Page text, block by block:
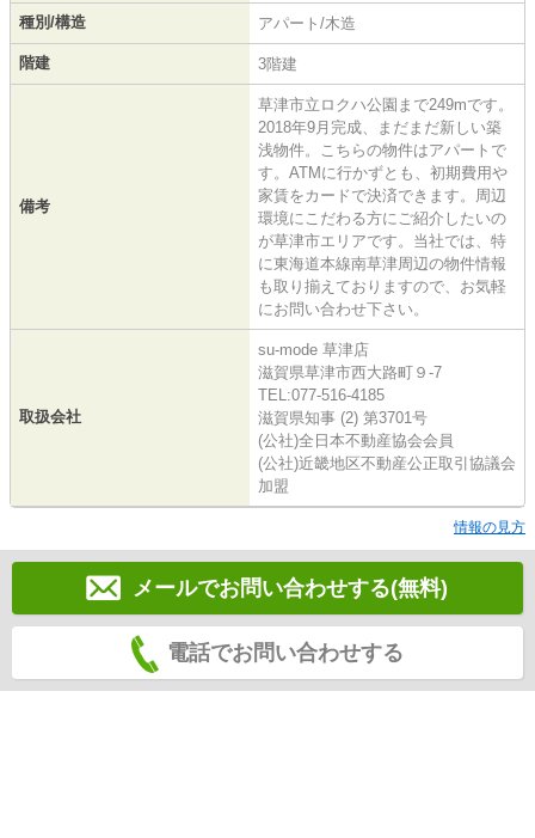
種別/構造 アパート/木造
階建 3階建
備考
草津市立ロクハ公園まで249mです。
2018年9月完成、まだまだ新しい築
浅物件。こちらの物件はアパートで
す。ATMに行かずとも、初期費用や
家賃をカードで決済できます。周辺
環境にこだわる方にご紹介したいの
が草津市エリアです。当社では、特
に東海道本線南草津周辺の物件情報
も取り揃えておりますので、お気軽
にお問い合わせ下さい。
取扱会社
su-mode 草津店
滋賀県草津市西大路町９-7
TEL:077-516-4185
滋賀県知事 (2) 第3701号
(公社)全日本不動産協会会員
(公社)近畿地区不動産公正取引協議会
加盟
情報の見方
メールでお問い合わせする(無料)
電話でお問い合わせする